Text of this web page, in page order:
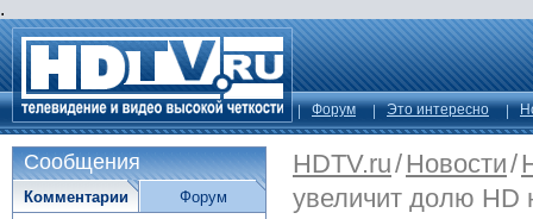
.
Форум Это интересно
HDTV.ru/Новости/
увеличит долю HD
Сообщения
Комментарии Форум